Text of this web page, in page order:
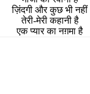
ज़िंदगी और कुछ भी नहीं
तेरी-मेरी कहानी है
एक प्यार का नग़मा है